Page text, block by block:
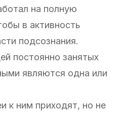
на полную
в активность
подсознания.
постоянно занятых
являются одна или
к ним приходят, но не